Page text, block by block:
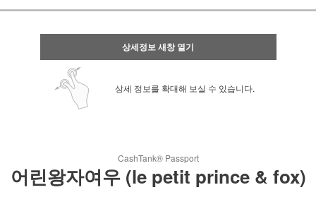
상세정보 새창 열기
상세 정보를 확대해 보실 수 있습니다.
CashTank® Passport
어린왕자여우 (le petit prince & fox)